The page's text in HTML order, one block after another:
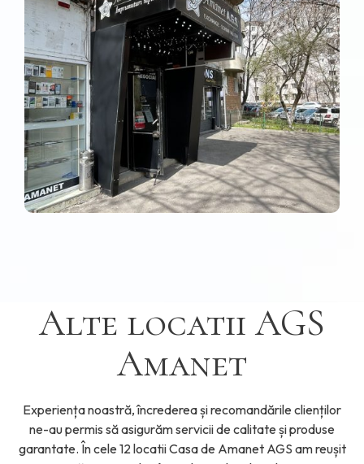
Alte locatii AGS
Amanet
Experiența noastră, încrederea și recomandările clienților
ne-au permis să asigurăm servicii de calitate și produse
garantate. În cele 12 locatii Casa de Amanet AGS am reușit